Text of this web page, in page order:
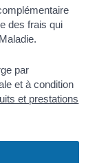
des frais qui
par
et à condition
et prestations